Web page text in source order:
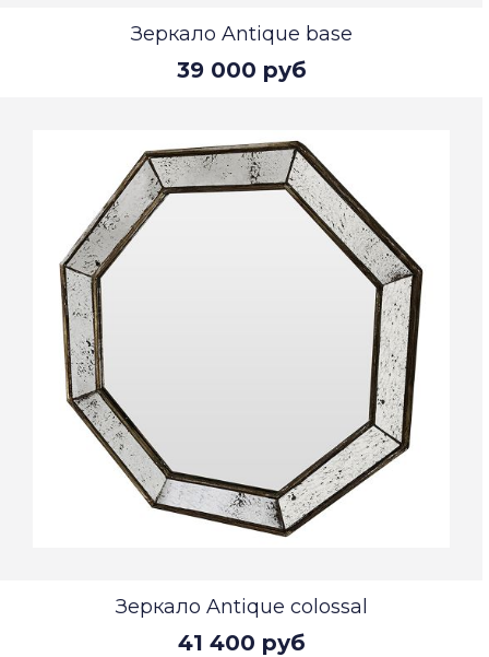
Зеркало Antique base
39 000 руб
Зеркало Antique colossal
41 400 руб